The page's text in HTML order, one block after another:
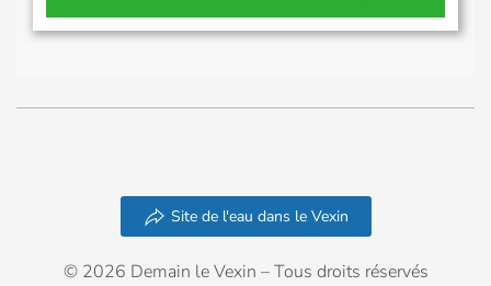
Site de l'eau dans le Vexin
© 2026 Demain le Vexin – Tous droits réservés